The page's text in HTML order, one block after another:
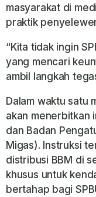
masyarakat di
praktik
“Kita tidak ingin
yang mencari
ambil langkah
Dalam waktu satu
akan menerbitkan
dan Badan
Migas). Instruksi
distribusi BBM di
khusus untuk
bertahap bagi